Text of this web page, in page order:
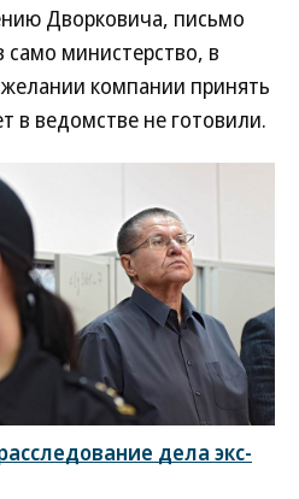
Дворковича, письмо
министерство, в
компании принять
в ведомстве не готовили.
дела экс-